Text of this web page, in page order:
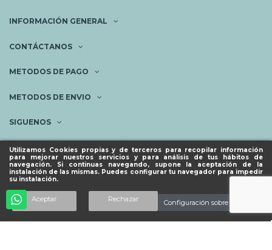
Utilizamos Cookies propias y de terceros para recopilar información
para mejorar nuestros servicios y para análisis de tus hábitos de
navegación. Si continuas navegando, supone la aceptación de la
instalación de las mismas. Puedes configurar tu navegador para impedir
su instalación.
Aceptar Rechazar Configuración sobre cookies
INFORMACIÓN GENERAL
CONTÁCTANOS
METODOS DE PAGO
METODOS DE ENVIO
SIGUENOS
NEWSLETTER